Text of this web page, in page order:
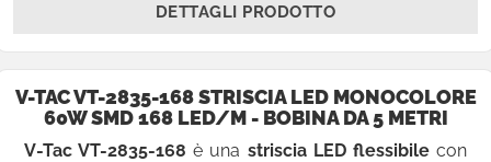
DETTAGLI PRODOTTO
V-TAC VT-2835-168 STRISCIA LED MONOCOLORE
60W SMD 168 LED/M - BOBINA DA 5 METRI
V-Tac VT-2835-168è una striscia LED flessibilecon